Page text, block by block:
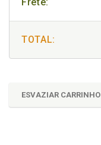
TOTAL:
ESVAZIAR CARRINHO